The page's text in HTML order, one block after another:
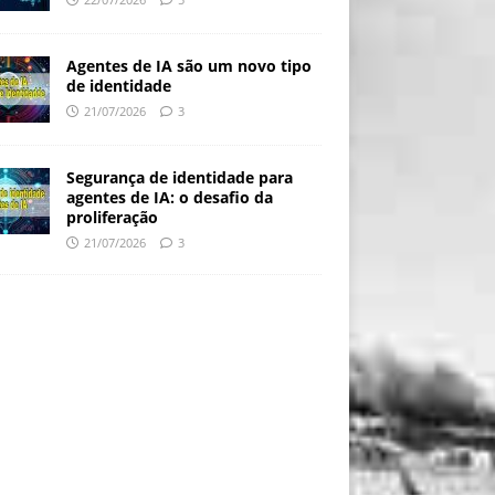
Agentes de IA são um novo tipo
de identidade
21/07/2026 3
Segurança de identidade para
agentes de IA: o desafio da
proliferação
21/07/2026 3